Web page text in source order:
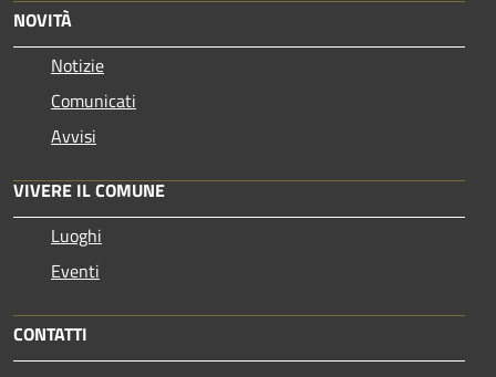
NOVITÀ
Notizie
Comunicati
Avvisi
VIVERE IL COMUNE
Luoghi
Eventi
CONTATTI